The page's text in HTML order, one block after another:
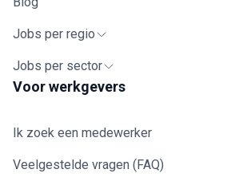
Jobs per regio
Jobs per sector
Voor werkgevers
Ik zoek een medewerker
Veelgestelde vragen (FAQ)